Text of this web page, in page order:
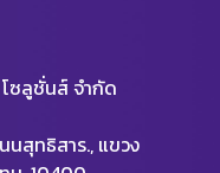
ซลูชั่นส์ จำกัด
นสุทธิสาร., แขวง